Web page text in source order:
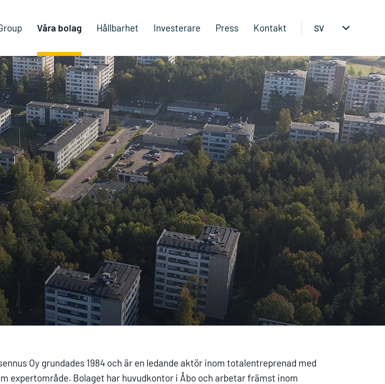
Våra bolag Hållbarhet Investerare Press Kontakt SV
Oy grundades 1984 och är en ledande aktör inom totalentreprenad med
expertområde. Bolaget har huvudkontor i Åbo och arbetar främst inom